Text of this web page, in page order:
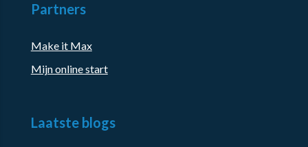
Partners
Make it Max
Mijn online start
Laatste blogs